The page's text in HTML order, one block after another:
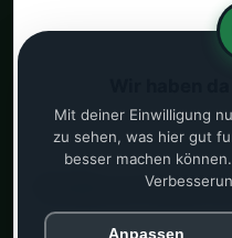
© 2026 CannaVergleich —
Mit deiner Einwilligung
zu sehen, was hier gut
besser machen
Anpassen
PARTNER
Cannabis per Rezept
Deutschlands führende
für Patienten ab 18 Jahren.